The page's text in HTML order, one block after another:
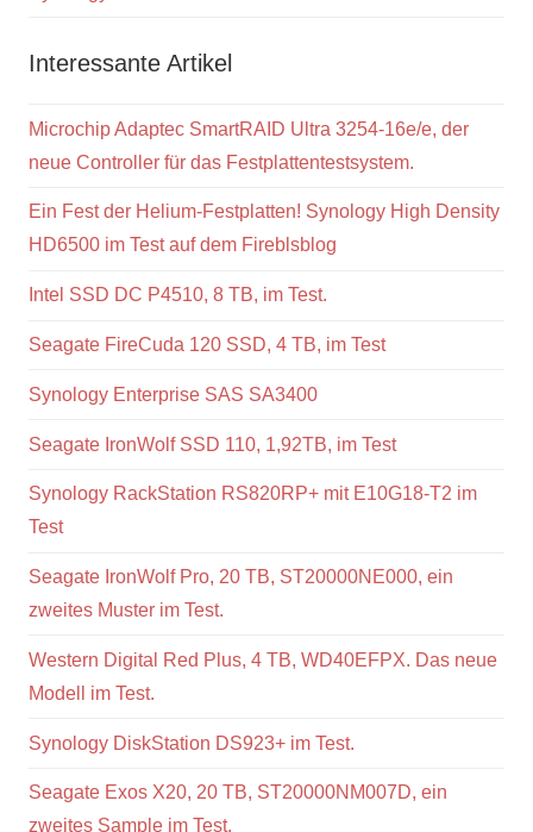
Interessante Artikel
Microchip Adaptec SmartRAID Ultra 3254-16e/e, der
neue Controller für das Festplattentestsystem.
Ein Fest der Helium-Festplatten! Synology High Density
HD6500 im Test auf dem Fireblsblog
Intel SSD DC P4510, 8 TB, im Test.
Seagate FireCuda 120 SSD, 4 TB, im Test
Synology Enterprise SAS SA3400
Seagate IronWolf SSD 110, 1,92TB, im Test
Synology RackStation RS820RP+ mit E10G18-T2 im
Test
Seagate IronWolf Pro, 20 TB, ST20000NE000, ein
zweites Muster im Test.
Western Digital Red Plus, 4 TB, WD40EFPX. Das neue
Modell im Test.
Synology DiskStation DS923+ im Test.
Seagate Exos X20, 20 TB, ST20000NM007D, ein
zweites Sample im Test.